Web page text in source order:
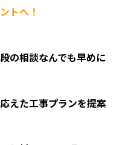
トへ！
の相談なんでも早めに
えた工事プランを提案